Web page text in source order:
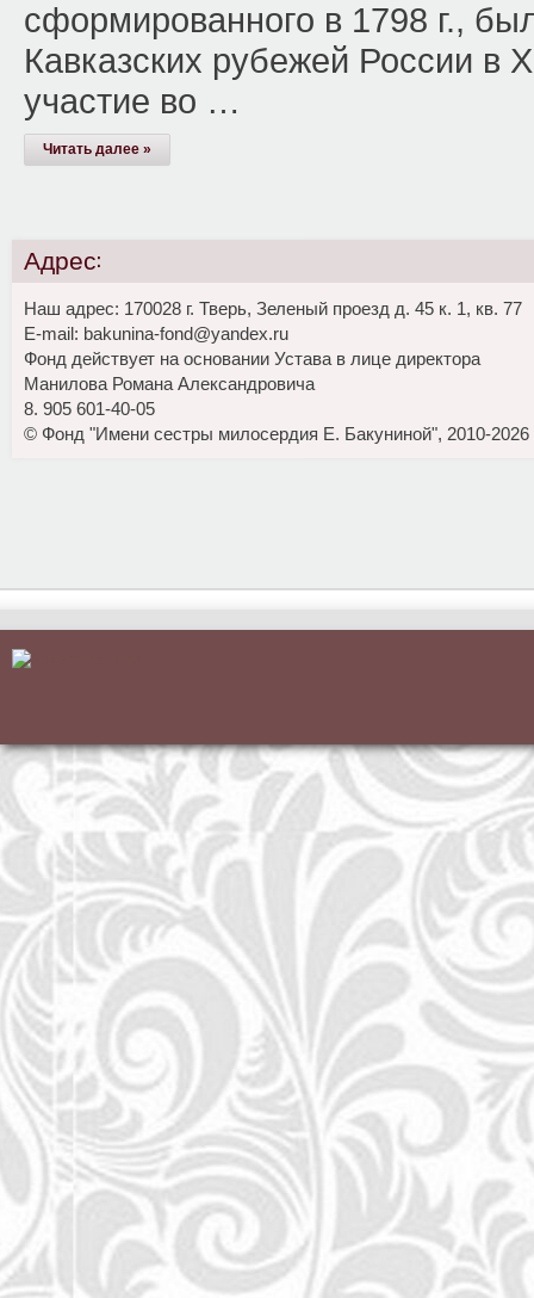
сформированного в 1798 г.,
Кавказских рубежей России в
участие во …
Читать далее »
Адрес:
Наш адрес: 170028 г. Тверь, Зеленый проезд д. 45 к. 1, кв. 77
E-mail: bakunina-fond@yandex.ru
Фонд действует на основании Устава в лице директора
Манилова Романа Александровича
8. 905 601-40-05
© Фонд "Имени сестры милосердия Е. Бакуниной", 2010-2026